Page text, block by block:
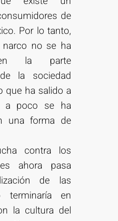
de
Por lo tanto,
no se ha
la parte
la sociedad
que ha salido a
a poco se ha
una forma de
contra los
ahora pasa
de las
terminaría en
la cultura del